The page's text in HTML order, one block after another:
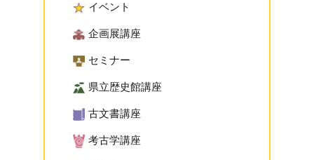
イベント
企画展講座
セミナー
県立歴史館講座
古文書講座
考古学講座